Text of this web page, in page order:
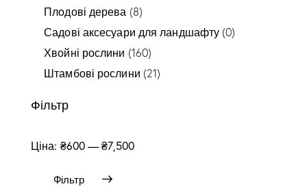
Плодові дерева (8)
Садові аксесуари для ландшафту (0)
Хвойні рослини (160)
Штамбові рослини (21)
Фільтр
Фільтр
Ціна: ₴600 —₴7,500